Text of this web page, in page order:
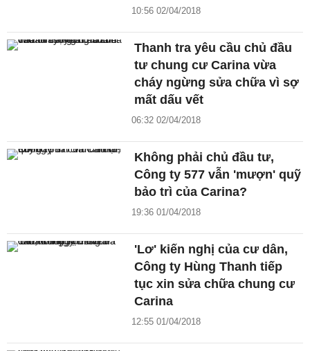
10:56 02/04/2018
Thanh tra yêu cầu chủ đầu
tư chung cư Carina vừa
cháy ngừng sửa chữa vì sợ
mất dấu vết
06:32 02/04/2018
Không phải chủ đầu tư,
Công ty 577 vẫn 'mượn' quỹ
bảo trì của Carina?
19:36 01/04/2018
'Lơ' kiến nghị của cư dân,
Công ty Hùng Thanh tiếp
tục xin sửa chữa chung cư
Carina
12:55 01/04/2018